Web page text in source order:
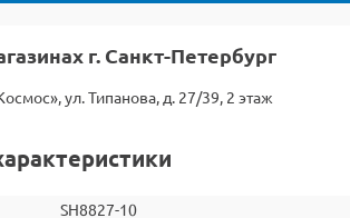
г. Санкт-Петербург
ул. Типанова, д. 27/39, 2 этаж
SH8827-10